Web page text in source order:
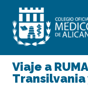
Viaje a
Transilvania